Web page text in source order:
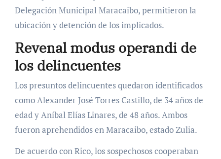
Delegación Municipal Maracaibo, permitieron la
ubicación y detención de los implicados.
Revenal modus operandi de
los delincuentes
Los presuntos delincuentes quedaron identificados
como Alexander José Torres Castillo, de 34 años de
edad y Aníbal Elías Linares, de 48 años. Ambos
fueron aprehendidos en Maracaibo, estado Zulia.
De acuerdo con Rico, los sospechosos cooperaban